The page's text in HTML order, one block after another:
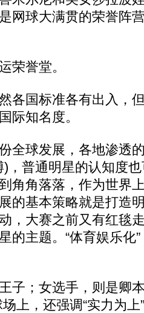
球大满贯的荣誉阵
誉堂。
国标准各有出入，
际知名度。
球发展，各地渗透
，普通明星的认知度
角角落落，作为世界
的基本策略就是打造
，大赛之前又有红毯
的主题。“体育娱乐化
；女选手，则是卿本
上，还强调“实力为上